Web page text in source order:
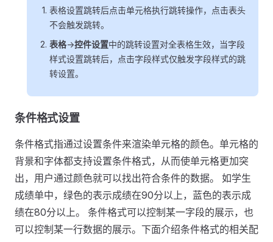
表格设置跳转后点击单元格执行跳转操作，点击表头
不会触发跳转。
表格->控件设置中的跳转设置对全表格生效，当字段
样式设置跳转后，点击字段样式仅触发字段样式的跳
转设置。
条件格式设置
条件格式指通过设置条件来渲染单元格的颜色。单元格的
背景和字体都支持设置条件格式，从而使单元格更加突
出，用户通过颜色就可以找出符合条件的数据。 如学生
成绩单中，绿色的表示成绩在90分以上，蓝色的表示成
绩在80分以上。 条件格式可以控制某一字段的展示，也
可以控制某一行数据的展示。下面介绍条件格式的相关配